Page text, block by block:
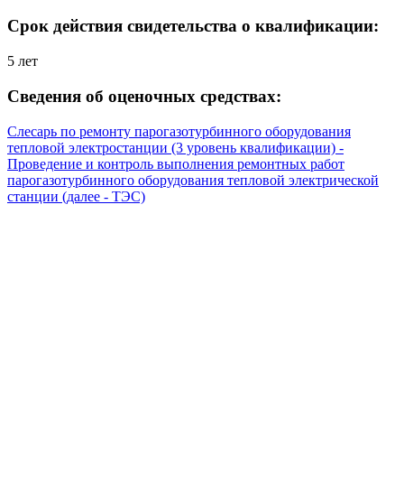
Срок действия свидетельства о квалификации:
5 лет
Сведения об оценочных средствах:
Слесарь по ремонту парогазотурбинного оборудования
тепловой электростанции (3 уровень квалификации) -
Проведение и контроль выполнения ремонтных работ
парогазотурбинного оборудования тепловой электрической
станции (далее - ТЭС)